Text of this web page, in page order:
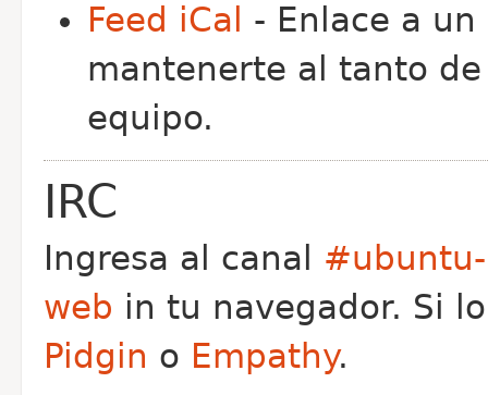
Feed iCal
- Enlace a
mantenerte al tanto
equipo.
IRC
Ingresa al canal
web in tu navegador. Si
Pidgin o Empathy.